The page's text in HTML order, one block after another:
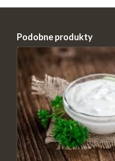
Podobne produkty